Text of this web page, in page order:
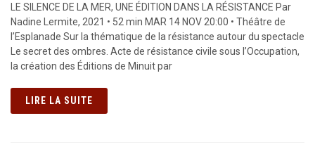
LE SILENCE DE LA MER, UNE ÉDITION DANS LA RÉSISTANCE Par
Nadine Lermite, 2021 • 52 min MAR 14 NOV 20:00 • Théâtre de
l’Esplanade Sur la thématique de la résistance autour du spectacle
Le secret des ombres. Acte de résistance civile sous l’Occupation,
la création des Éditions de Minuit par
LIRE LA SUITE